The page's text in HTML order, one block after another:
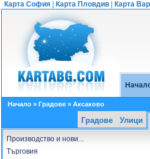
Карта София Карта Пловдив Карта
Начало» Градове» Аксаково
Градове Улици
Производство и нови...
Търговия